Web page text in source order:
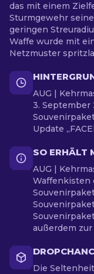
das mit einem
Sturmgewehr
geringen
Waffe wurde mit
Netzmuster
AUG |
3. September
Update
SO ERHÄLT
AUG |
Waffenkisten
außerdem
Die